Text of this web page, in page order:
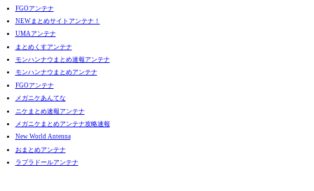
FGOアンテナ
NEWまとめサイトアンテナ！
UMAアンテナ
まとめくすアンテナ
モンハンナウまとめ速報アンテナ
モンハンナウまとめアンテナ
FGOアンテナ
メガニケあんてな
ニケまとめ速報アンテナ
メガニケまとめアンテナ攻略速報
New World Antenna
おまとめアンテナ
ラブラドールアンテナ